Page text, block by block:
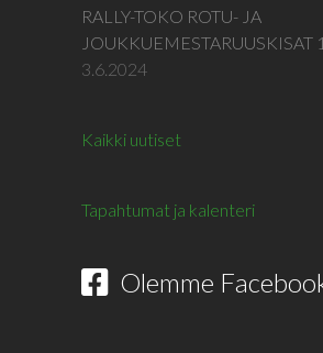
RALLY-TOKO ROTU- JA
JOUKKUEMESTARUUSKISAT
3.6.2024
Kaikki uutiset
Tapahtumat ja kalenteri
Olemme